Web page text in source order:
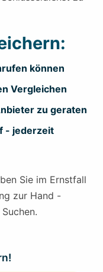
können
Vergleichen
zu geraten
- jederzeit
Sie im Ernstfall
zur Hand -